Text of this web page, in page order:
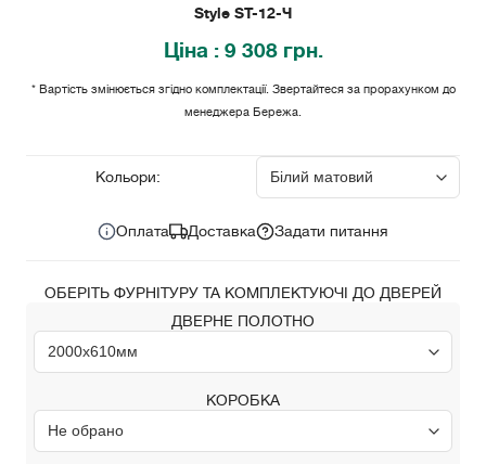
Style ST-12-Ч
Ціна : 9 308 грн.
* Вартість змінюється згідно комплектації. Звертайтеся за прорахунком до
менеджера Бережа.
Кольори:
Оплата Доставка Задати питання
ОБЕРІТЬ ФУРНІТУРУ ТА КОМПЛЕКТУЮЧІ ДО ДВЕРЕЙ
ДВЕРНЕ ПОЛОТНО
КОРОБКА